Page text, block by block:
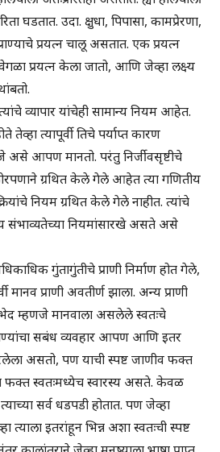
घडतात. उदा. क्षुधा, पिपासा, कामप्रेरणा,
प्रयत्न चालू असतात. एक प्रयत्न
प्रयत्न केला जातो, आणि जेव्हा लक्ष्य
व्यापार यांचेही सामान्य नियम आहेत.
तेव्हा त्यापूर्वी तिचे पर्याप्त कारण
आपण मानतो. परंतु निर्जीवसृष्टीचे
ग्रथित केले गेले आहेत त्या गणितीय
नियम ग्रथित केले गेले नाहीत. त्यांचे
संभाव्यतेच्या नियमांसारखे असते असे
गुंतागुंतीचे प्राणी निर्माण होत गेले,
मानव प्राणी अवतीर्ण झाला. अन्य प्राणी
म्हणजे मानवाला असलेले स्वतःचे
सबंध व्यवहार आपण आणि इतर
असतो, पण याची स्पष्ट जाणीव फक्त
फक्त स्वतःमध्येच स्वारस्य असते. केवळ
सर्व धडपडी होतात. पण जेव्हा
इतरांहून भिन्न अशा स्वतःची स्पष्ट